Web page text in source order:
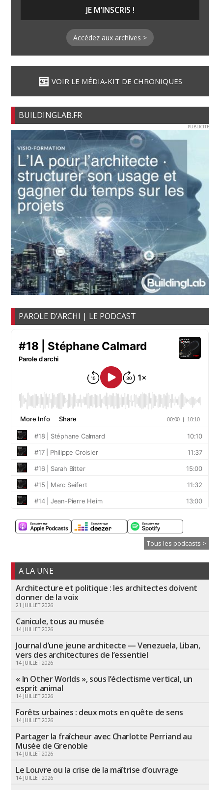
Accédez aux archives >
VOIR LE MÉDIA-KIT DE CHRONIQUES
BUILDINGLAB.FR
PUBLICITE
PAROLE D’ARCHI | LE PODCAST
Tous les podcasts >
A LA UNE
Architecture et politique : les architectes doivent
donner de la voix
21 JUILLET 2026
Canicule, tous au musée
14 JUILLET 2026
Journal d’une jeune architecte — Venezuela, Liban,
vers des architectures de l’essentiel
14 JUILLET 2026
« In Other Worlds », sous l’éclectisme vertical, un
esprit animal
14 JUILLET 2026
Forêts urbaines : deux mots en quête de sens
14 JUILLET 2026
Partager la fraîcheur avec Charlotte Perriand au
Musée de Grenoble
14 JUILLET 2026
Le Louvre ou la crise de la maîtrise d’ouvrage
14 JUILLET 2026